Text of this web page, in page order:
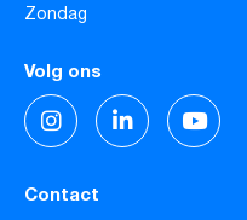
Zondag
Volg ons
Contact